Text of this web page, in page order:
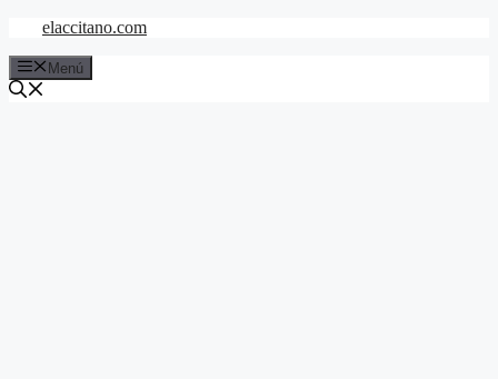
Saltar
contenido
elaccitano.com
Menú